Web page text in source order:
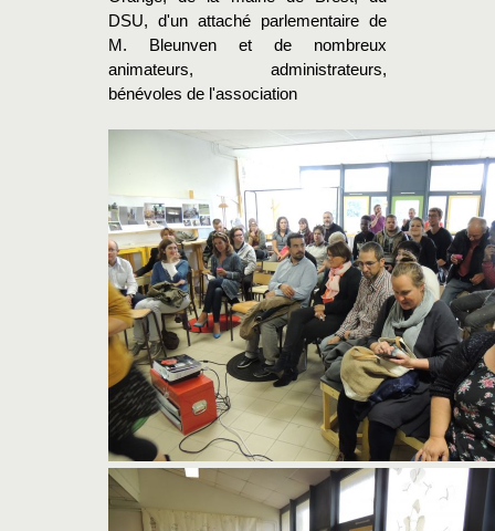
DSU, d'un attaché parlementaire de
M. Bleunven et de nombreux
animateurs, administrateurs,
bénévoles de l'association